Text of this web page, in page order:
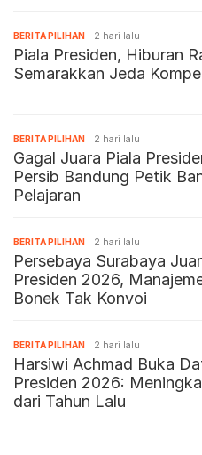
BERITA PILIHAN 2 hari lalu
Piala Presiden, Hiburan
Semarakkan Jeda
BERITA PILIHAN 2 hari lalu
Gagal Juara Piala
Persib Bandung Petik
Pelajaran
BERITA PILIHAN 2 hari lalu
Persebaya Surabaya
Presiden 2026,
Bonek Tak Konvoi
BERITA PILIHAN 2 hari lalu
Harsiwi Achmad Buka
Presiden 2026:
dari Tahun Lalu